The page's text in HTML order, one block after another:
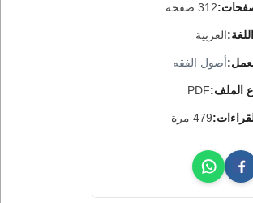
312 صفحة
اللغة:العربية
أصول الفقه
الملف:PDF
479 مرة